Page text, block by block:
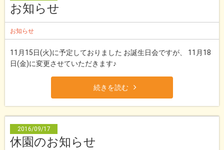
お知らせ
お知らせ
11月15日(火)に予定しておりました お誕生日会ですが、 11月18
日(金)に変更させていただきます♪
続きを読む
2016/09/17
休園のお知らせ